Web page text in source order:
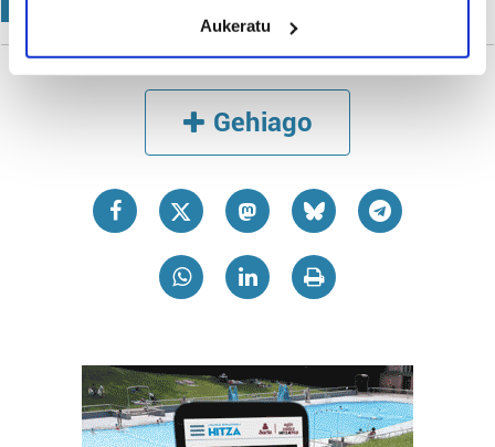
Identify your device by actively scanning it for
specific characteristics (fingerprinting)
Find out more about how your personal data is processed
and set your preferences in the details section
prozesatzen ditugu, zure IP zenbakia, besteak beste,
teknologia erabiliz, cookieak adibidez, iragarki eta eduki
neurtzeko, jendeari buruzko informazioa biltzeko eta
produktuak garatzeko. Zure datuak nork eta zertarako
Bazkide batzuek ez dizute baimenik eskatzen, eta beren
interes komertzial legitimoetan babesten dira. Ikusi gure
bazkideen zerrenda, beren ustez zein helburutarako
Aukeratu
Gehiago